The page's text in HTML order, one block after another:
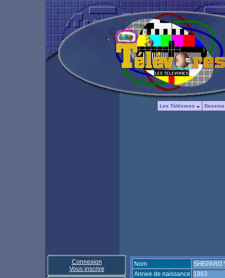
Les Télévores
Connexion
Vous inscrire
Nom
SHEPARD
Annee de naissance 1963